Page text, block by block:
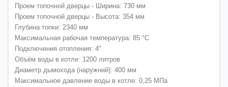
Проем топочной дверцы - Ширина: 730 мм
Проем топочной дверцы - Высота: 354 мм
Глубина топки: 2340 мм
Максимальная рабочая температура: 85 °C
Подключения отопления: 4"
Объём воды в котле: 1200 литров
Диаметр дымохода (наружний): 400 мм
Максимальное давление воды в котле: 0,25 МПа